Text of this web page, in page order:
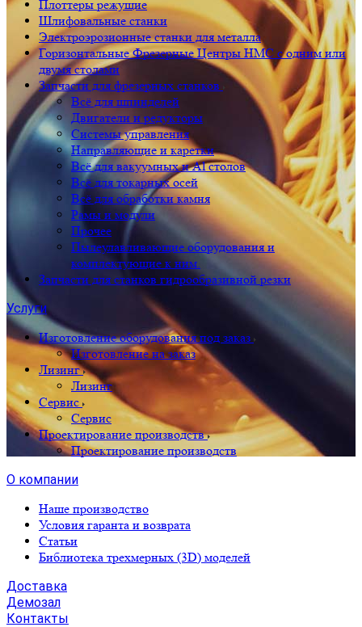
Плоттеры режущие
Шлифовальные станки
Электроэрозионные станки для металла
Горизонтальные Фрезерные Центры HMC с одним или
двумя столами
Запчасти для фрезерных станков
Всё для шпинделей
Двигатели и редукторы
Системы управления
Направляющие и каретки
Всё для вакуумных и Al столов
Всё для токарных осей
Всё для обработки камня
Рамы и модули
Прочее
Пылеулавливающие оборудования и
комплектующие к ним.
Запчасти для станков гидрообразивной резки
Услуги
Изготовление оборудования под заказ
Изготовление на заказ
Лизинг
Лизинг
Сервис
Сервис
Проектирование производств
Проектирование производств
О компании
Наше производство
Условия гаранта и возврата
Статьи
Библиотека трехмерных (3D) моделей
Доставка
Демозал
Контакты